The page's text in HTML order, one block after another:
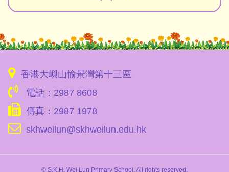
香港大嶼山愉景灣第十三區
電話：2987 8608
傳真：2987 1978
skhweilun@skhweilun.edu.hk
© S.K.H. Wei Lun Primary School. All rights reserved.